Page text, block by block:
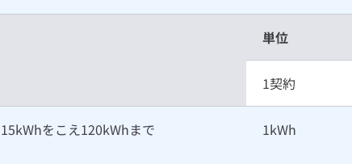
単位
1契約
15kWhをこえ120kWhまで 1kWh